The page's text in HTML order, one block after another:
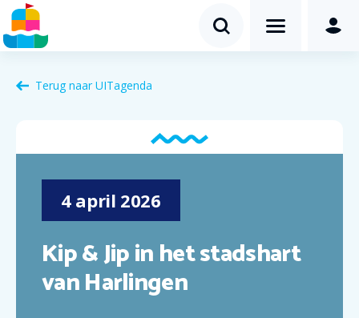
Terug naar UITagenda
4 april 2026
Kip & Jip in het stadshart
van Harlingen